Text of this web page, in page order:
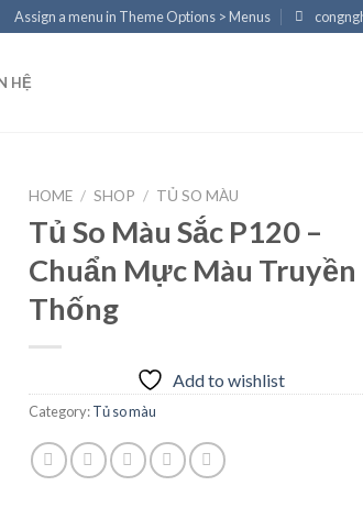
Assign a menu in Theme Options > Menus
HỆ
HOME / SHOP / TỦ SO MÀU
Tủ So Màu Sắc P120 –
Chuẩn Mực Màu Truyền
Thống
Add to wishlist
Category:Tủ so màu